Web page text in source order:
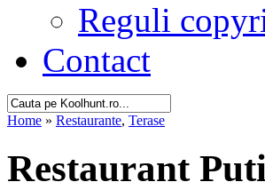
Reguli
Contact
Home » Restaurante, Terase
Restaurant